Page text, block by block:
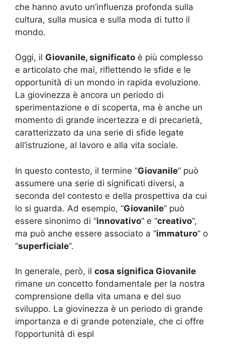
che hanno avuto un’influenza profonda sulla
cultura, sulla musica e sulla moda di tutto il
mondo.
Oggi, il Giovanile, significato è più complesso
e articolato che mai, riflettendo le sfide e le
opportunità di un mondo in rapida evoluzione.
La giovinezza è ancora un periodo di
sperimentazione e di scoperta, ma è anche un
momento di grande incertezza e di precarietà,
caratterizzato da una serie di sfide legate
all’istruzione, al lavoro e alla vita sociale.
In questo contesto, il termine “Giovanile” può
assumere una serie di significati diversi, a
seconda del contesto e della prospettiva da cui
lo si guarda. Ad esempio, “Giovanile” può
essere sinonimo di “innovativo” e “creativo“,
ma può anche essere associato a “immaturo” o
“superficiale“.
In generale, però, il cosa significa Giovanile
rimane un concetto fondamentale per la nostra
comprensione della vita umana e del suo
sviluppo. La giovinezza è un periodo di grande
importanza e di grande potenziale, che ci offre
l’opportunità di espl